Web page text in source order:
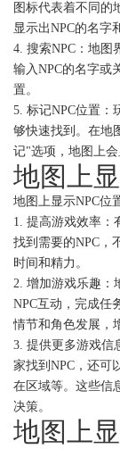
图标代表着不同的
显示出NPC的名字
4. 搜索NPC：地图
输入NPC的名字或
置。
5. 标记NPC位置：
够快速找到。在地
记"选项，地图上会
地图上
地图上显示NPC位
1. 提高游戏效率：
找到需要的NPC，
时间和精力。
2. 增加游戏乐趣：
NPC互动，完成任
情节和角色发展，
3. 提供更多游戏信
家找到NPC，还可
在区域等。这些信
决策。
地图上